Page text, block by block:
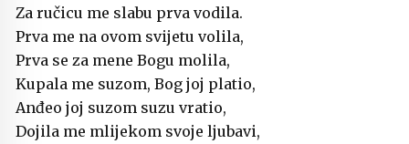
Za ručicu me slabu prva vodila.
Prva me na ovom svijetu volila,
Prva se za mene Bogu molila,
Kupala me suzom, Bog joj platio,
Anđeo joj suzom suzu vratio,
Dojila me mlijekom svoje ljubavi,